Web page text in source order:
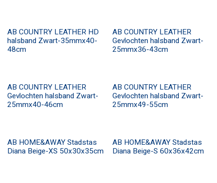
AB COUNTRY LEATHER HD
halsband Zwart-35mmx40-
48cm
AB COUNTRY LEATHER
Gevlochten halsband Zwart-
25mmx36-43cm
AB COUNTRY LEATHER
Gevlochten halsband Zwart-
25mmx40-46cm
AB COUNTRY LEATHER
Gevlochten halsband Zwart-
25mmx49-55cm
​​AB HOME&AWAY Stadstas
Diana Beige-XS 50x30x35cm
​​AB HOME&AWAY Stadstas
Diana Beige-S 60x36x42cm